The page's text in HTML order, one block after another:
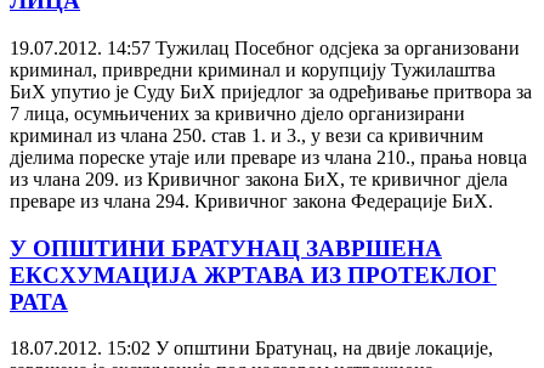
19.07.2012. 14:57 Тужилац Посебног одсјека за организовани
криминал, привредни криминал и корупцију Тужилаштва
БиХ упутио је Суду БиХ приједлог за одређивање притвора за
7 лица, осумњичених за кривично дјело организирани
криминал из члана 250. став 1. и 3., у вези са кривичним
дјелима пореске утаје или преваре из члана 210., прања новца
из члана 209. из Кривичног закона БиХ, те кривичног дјела
преваре из члана 294. Кривичног закона Федерације БиХ.
У ОПШТИНИ БРАТУНАЦ ЗАВРШЕНА
ЕКСХУМАЦИЈА ЖРТАВА ИЗ ПРОТЕКЛОГ
РАТА
18.07.2012. 15:02 У општини Братунац, на двије локације,